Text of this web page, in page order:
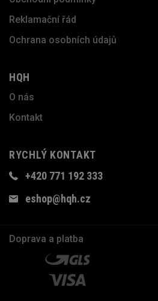
Reklamační řád
Ochrana osobních údajů
HQH
O nás
Kontakt
RYCHLÝ KONTAKT
+420 771 192 333
eshop@hqh.cz
Doprava a platba